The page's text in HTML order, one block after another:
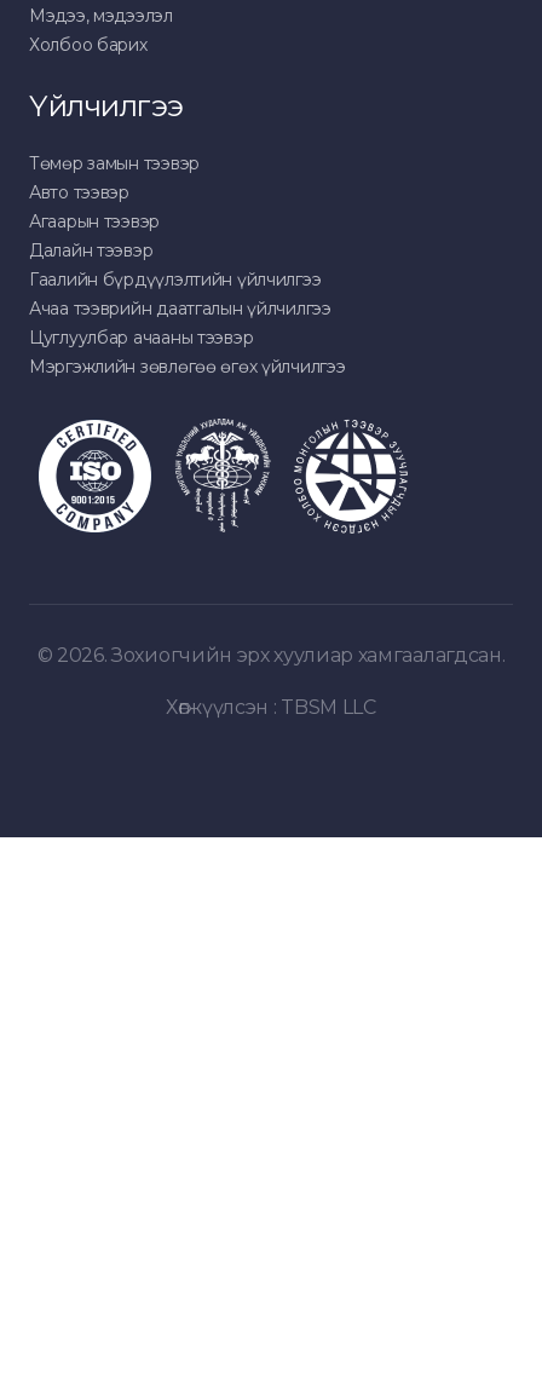
Мэдээ, мэдээлэл
Холбоо барих
Үйлчилгээ
Төмөр замын тээвэр
Авто тээвэр
Агаарын тээвэр
Далайн тээвэр
Гаалийн бүрдүүлэлтийн үйлчилгээ
Ачаа тээврийн даатгалын үйлчилгээ
Цуглуулбар ачааны тээвэр
Мэргэжлийн зөвлөгөө өгөх үйлчилгээ
© 2026. Зохиогчийн эрх хуулиар хамгаалагдсан.
Хөгжүүлсэн : TBSM LLC